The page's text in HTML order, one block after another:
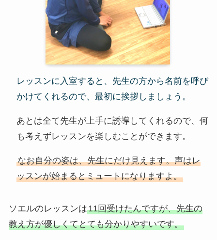
レッスンに入室すると、先生の方から名前を呼び
かけてくれるので、最初に挨拶しましょう。
あとは全て先生が上手に誘導してくれるので、何
も考えずレッスンを楽しむことができます。
なお自分の姿は、先生にだけ見えます。声はレ
ッスンが始まるとミュートになりますよ。
ソエルのレッスンは11回受けたんですが、先生の
教え方が優しくてとても分かりやすいです。